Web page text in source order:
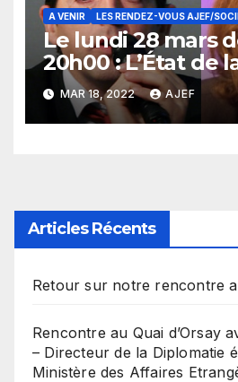
France et ex-
Banque centrale
A VENIR LES RENDEZ-VOUS AJEF/
Le lundi 28 mars
20h00 : L’État de
comment
l’équation
sociale ? Avec
économiste du
Edmond de
MAR 18, 2022 AJEF
Articles Récents
Retour sur notre rencontre
Rencontre au Quai d’Orsay
– Directeur de la Diplomatie
Ministère des Affaires